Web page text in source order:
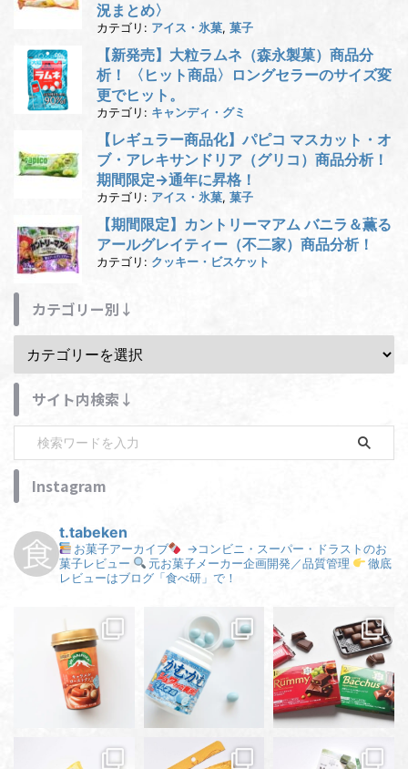
況まとめ〉
カテゴリ: アイス・氷菓, 菓子
【新発売】大粒ラムネ（森永製菓）商品分
析！ 〈ヒット商品〉ロングセラーのサイズ変
更でヒット。
カテゴリ: キャンディ・グミ
【レギュラー商品化】パピコ マスカット・オ
ブ・アレキサンドリア（グリコ）商品分析！
期間限定→通年に昇格！
カテゴリ: アイス・氷菓, 菓子
【期間限定】カントリーマアム バニラ＆薫る
アールグレイティー（不二家）商品分析！
カテゴリ: クッキー・ビスケット
カテゴリー別↓
サイト内検索↓
Instagram
t.tabeken
お菓子アーカイブ
→コンビニ・スーパー・ドラストのお
菓子レビュー
元お菓子メーカー企画開発／品質管理
徹底
レビューはブログ「食べ研」で！